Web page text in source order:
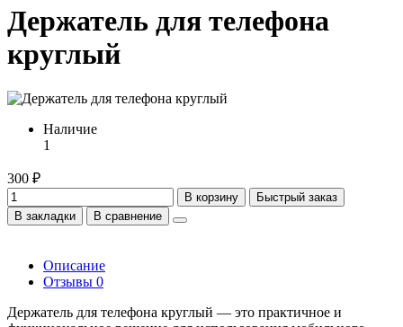
Держатель для телефона
круглый
Наличие
1
300 ₽
В корзину
Быстрый заказ
В закладки
В сравнение
Описание
Отзывы 0
Держатель для телефона круглый — это практичное и